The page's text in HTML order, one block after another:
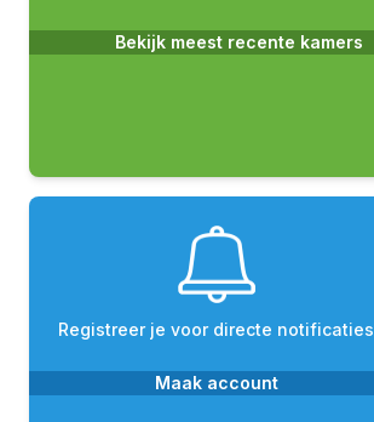
Bekijk meest recente kamers
Registreer je voor directe notificaties
Maak account